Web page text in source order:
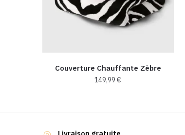
Couverture Chauffante Zèbre
149,99€